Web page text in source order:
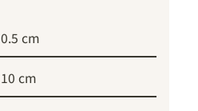
0.5 cm
10 cm